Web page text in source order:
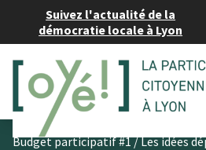
Suivez l'actualité de la
démocratie locale à Lyon
Budget participatif #1/Les idées